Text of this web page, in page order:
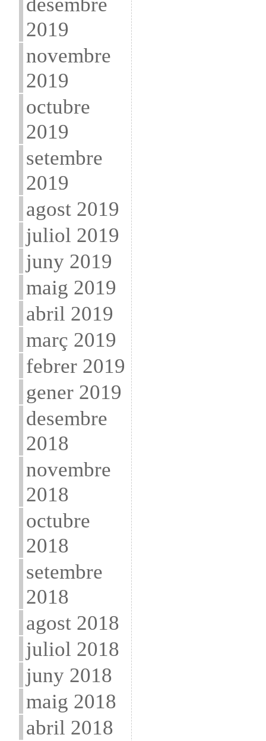
2019
novembre
2019
octubre
2019
setembre
2019
agost 2019
juliol 2019
juny 2019
maig 2019
abril 2019
març 2019
febrer 2019
gener 2019
desembre
2018
novembre
2018
octubre
2018
setembre
2018
agost 2018
juliol 2018
juny 2018
maig 2018
abril 2018